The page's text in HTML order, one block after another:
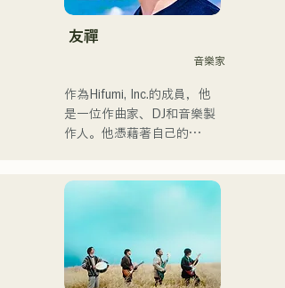
拉鬆上亮相。
R&B音樂，追求著全新的音
樂風格。甜美的嗓音和偶爾
請關注她幹練的風格。
友禪
音樂家
作為Hifumi, Inc.的成員，他
是一位作曲家、DJ和音樂製
作人。他憑藉著自己的
台表現和紮實的DJ技巧備受
他曾參加過「EDP lab
2017」、